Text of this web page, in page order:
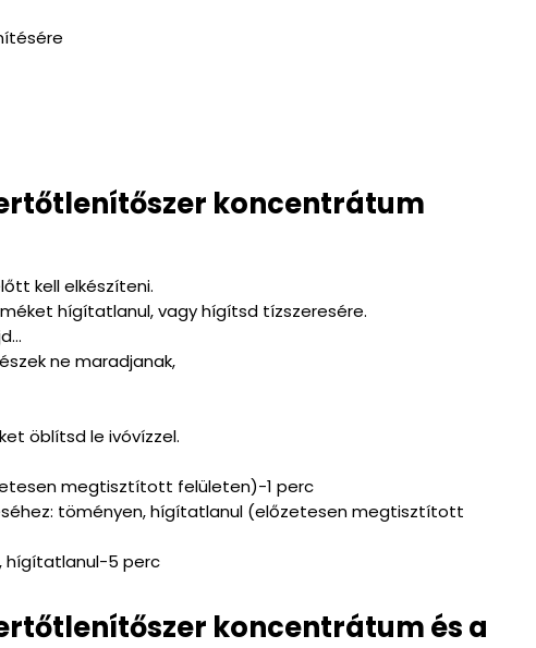
koncentrátum
kell elkészíteni.
hígítatlanul, vagy hígítsd tízszeresére.
ne maradjanak,
öblítsd le ivóvízzel.
megtisztított felületen)-1 perc
töményen, hígítatlanul (előzetesen megtisztított
hígítatlanul-5 perc
koncentrátum és a